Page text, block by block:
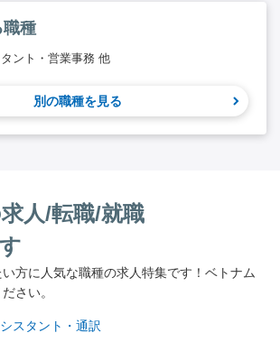
職種
ント・営業事務 他
別の職種を見る
人/転職/就職
方に人気な職種の求人特集です！ベトナム
さい。
スタント・通訳